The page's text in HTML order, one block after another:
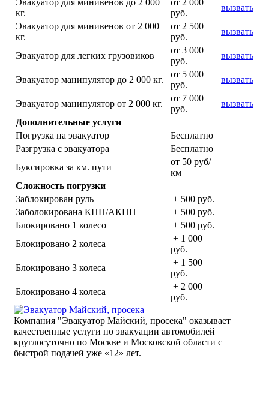
Эвакуатор для минивенов до 2 000
кг.
от 2 000
руб.
вызвать
Эвакуатор для минивенов от 2 000
кг.
от 2 500
руб.
вызвать
Эвакуатор для легких грузовиков
от 3 000
руб.
вызвать
Эвакуатор манипулятор до 2 000 кг.
от 5 000
руб.
вызвать
Эвакуатор манипулятор от 2 000 кг.
от 7 000
руб.
вызвать
Дополнительные услуги
Погрузка на эвакуатор
Бесплатно
Разгрузка с эвакуатора
Бесплатно
Буксировка за км. пути
от 50 руб/
км
Сложность погрузки
Заблокирован руль
+ 500 руб.
Заболокирована КПП/АКПП
+ 500 руб.
Блокировано 1 колесо
+ 500 руб.
Блокировано 2 колеса
+ 1 000
руб.
Блокировано 3 колеса
+ 1 500
руб.
Блокировано 4 колеса
+ 2 000
руб.
Компания "Эвакуатор Майский, просека" оказывает
качественные услуги по эвакуации автомобилей
круглосуточно по Москве и Московской области с
быстрой подачей уже «12» лет.